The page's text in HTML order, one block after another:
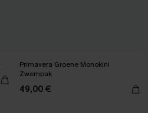
Primavera Groene Monokini
Zwempak
49,00 €